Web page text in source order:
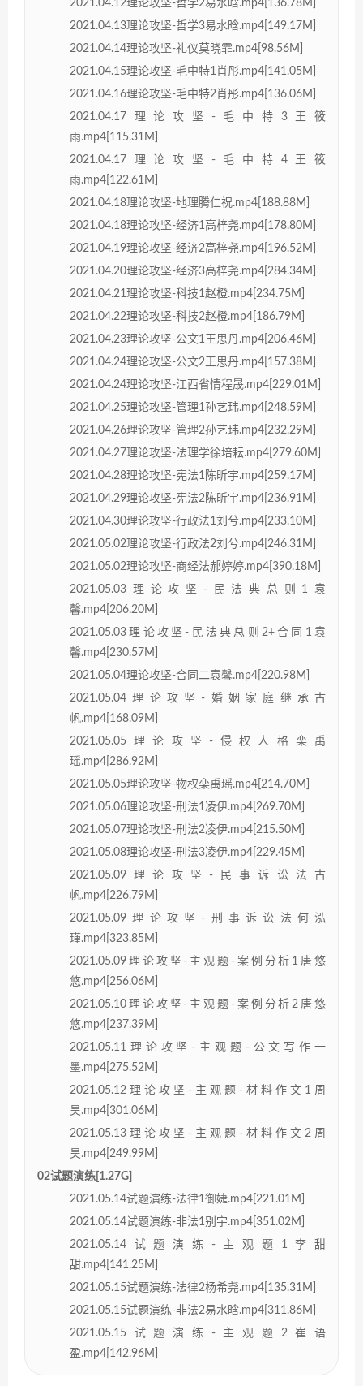
2021.04.12理论攻坚-哲学2易水晗.mp4[136.78M]
2021.04.13理论攻坚-哲学3易水晗.mp4[149.17M]
2021.04.14理论攻坚-礼仪莫晓霏.mp4[98.56M]
2021.04.15理论攻坚-毛中特1肖彤.mp4[141.05M]
2021.04.16理论攻坚-毛中特2肖彤.mp4[136.06M]
2021.04.17理论攻坚-毛中特3王筱
雨.mp4[115.31M]
2021.04.17理论攻坚-毛中特4王筱
雨.mp4[122.61M]
2021.04.18理论攻坚-地理腾仁祝.mp4[188.88M]
2021.04.18理论攻坚-经济1高梓尧.mp4[178.80M]
2021.04.19理论攻坚-经济2高梓尧.mp4[196.52M]
2021.04.20理论攻坚-经济3高梓尧.mp4[284.34M]
2021.04.21理论攻坚-科技1赵橙.mp4[234.75M]
2021.04.22理论攻坚-科技2赵橙.mp4[186.79M]
2021.04.23理论攻坚-公文1王思丹.mp4[206.46M]
2021.04.24理论攻坚-公文2王思丹.mp4[157.38M]
2021.04.24理论攻坚-江西省情程晟.mp4[229.01M]
2021.04.25理论攻坚-管理1孙艺玮.mp4[248.59M]
2021.04.26理论攻坚-管理2孙艺玮.mp4[232.29M]
2021.04.27理论攻坚-法理学徐培耘.mp4[279.60M]
2021.04.28理论攻坚-宪法1陈昕宇.mp4[259.17M]
2021.04.29理论攻坚-宪法2陈昕宇.mp4[236.91M]
2021.04.30理论攻坚-行政法1刘兮.mp4[233.10M]
2021.05.02理论攻坚-行政法2刘兮.mp4[246.31M]
2021.05.02理论攻坚-商经法郝婷婷.mp4[390.18M]
2021.05.03理论攻坚-民法典总则1袁
馨.mp4[206.20M]
2021.05.03理论攻坚-民法典总则2+合同1袁
馨.mp4[230.57M]
2021.05.04理论攻坚-合同二袁馨.mp4[220.98M]
2021.05.04理论攻坚-婚姻家庭继承古
帆.mp4[168.09M]
2021.05.05理论攻坚-侵权人格栾禹
瑶.mp4[286.92M]
2021.05.05理论攻坚-物权栾禹瑶.mp4[214.70M]
2021.05.06理论攻坚-刑法1凌伊.mp4[269.70M]
2021.05.07理论攻坚-刑法2凌伊.mp4[215.50M]
2021.05.08理论攻坚-刑法3凌伊.mp4[229.45M]
2021.05.09理论攻坚-民事诉讼法古
帆.mp4[226.79M]
2021.05.09理论攻坚-刑事诉讼法何泓
瑾.mp4[323.85M]
2021.05.09理论攻坚-主观题-案例分析1唐悠
悠.mp4[256.06M]
2021.05.10理论攻坚-主观题-案例分析2唐悠
悠.mp4[237.39M]
2021.05.11理论攻坚-主观题-公文写作一
墨.mp4[275.52M]
2021.05.12理论攻坚-主观题-材料作文1周
昊.mp4[301.06M]
2021.05.13理论攻坚-主观题-材料作文2周
昊.mp4[249.99M]
02试题演练[1.27G]
2021.05.14试题演练-法律1御婕.mp4[221.01M]
2021.05.14试题演练-非法1别宇.mp4[351.02M]
2021.05.14试题演练-主观题1李甜
甜.mp4[141.25M]
2021.05.15试题演练-法律2杨希尧.mp4[135.31M]
2021.05.15试题演练-非法2易水晗.mp4[311.86M]
2021.05.15试题演练-主观题2崔语
盈.mp4[142.96M]